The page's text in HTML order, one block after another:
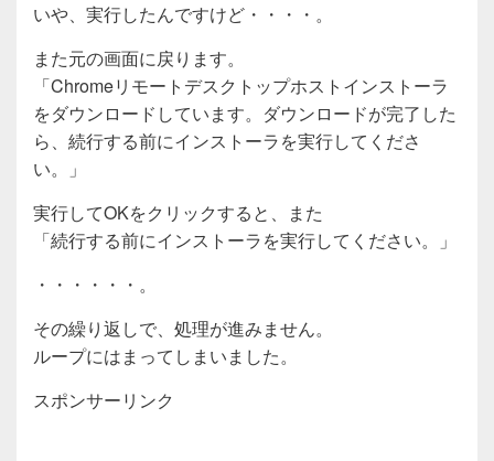
いや、実行したんですけど・・・・。
また元の画面に戻ります。
「Chromeリモートデスクトップホストインストーラ
をダウンロードしています。ダウンロードが完了した
ら、続行する前にインストーラを実行してくださ
い。」
実行してOKをクリックすると、また
「続行する前にインストーラを実行してください。」
・・・・・・。
その繰り返しで、処理が進みません。
ループにはまってしまいました。
スポンサーリンク